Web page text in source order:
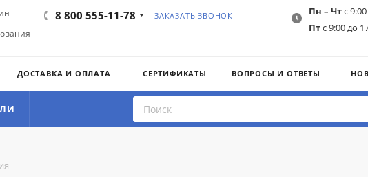
8 800 555-11-78 ЗАКАЗАТЬ ЗВОНОК Пн – Чтс
Птс 9:00 до
ДОСТАВКА И ОПЛАТА СЕРТИФИКАТЫ ВОПРОСЫ И ОТВЕТЫ